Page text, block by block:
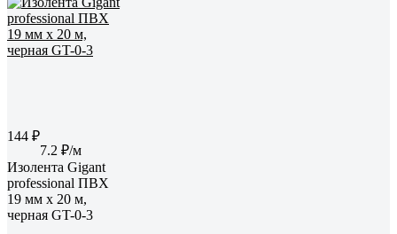
144 ₽
7.2 ₽/м
Изолента Gigant
professional ПВХ
19 мм х 20 м,
черная GT-0-3